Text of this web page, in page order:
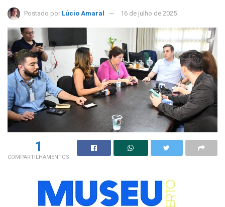
Postado por Lúcio Amaral 16 de julho de 2025
1
COMPARTILHAMENTOS